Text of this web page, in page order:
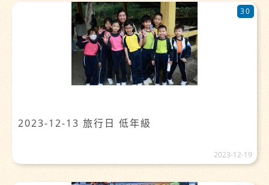
2023-12-13 旅行日 低年級
30
2023-12-19